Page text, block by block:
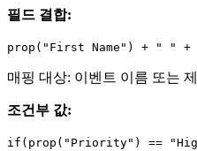
필드 결합:
prop("First Name") + " " +
매핑 대상: 이벤트 이름 또는
조건부 값:
if(prop("Priority") ==